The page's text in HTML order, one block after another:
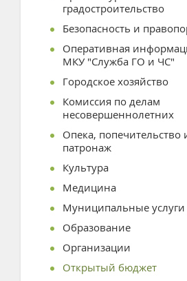
градостроительство
Безопасность и
Оперативная
МКУ "Служба ГО и ЧС"
Городское хозяйство
Комиссия по делам
несовершеннолетних
Опека, попечительство
патронаж
Культура
Медицина
Муниципальные услуги
Образование
Организации
Открытый бюджет